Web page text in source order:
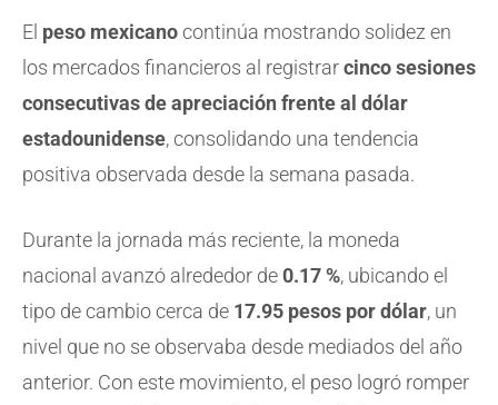
El peso mexicanocontinúa mostrando solidez en
los mercados financieros al registrarcinco sesiones
consecutivas de apreciación frente al dólar
estadounidense, consolidando una tendencia
positiva observada desde la semana pasada.
Durante la jornada más reciente, la moneda
nacional avanzó alrededor de0.17 %, ubicando el
tipo de cambio cerca de 17.95 pesos por dólar, un
nivel que no se observaba desde mediados del año
anterior. Con este movimiento, el peso logró romper